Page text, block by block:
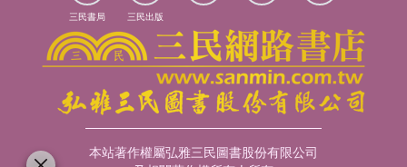
三民書局 三民出版
本站著作權屬弘雅三民圖書股份有限公司